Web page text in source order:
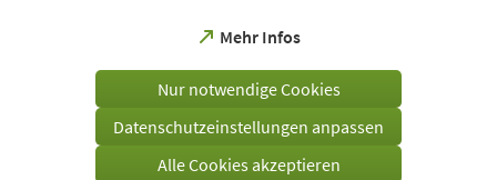
Mehr Infos
(Öffnet
einem
Tab)
Nur notwendige Cookies
Datenschutzeinstellungen anpassen
Alle Cookies akzeptieren